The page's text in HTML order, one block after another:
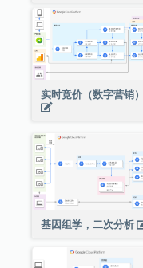
实时竞价（数字营销）
基因组学，二次分析